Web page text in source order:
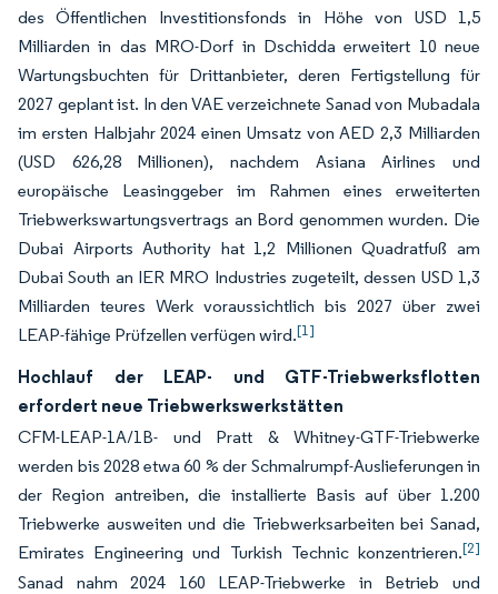
des Öffentlichen Investitionsfonds in Höhe von USD 1,5
Milliarden in das MRO-Dorf in Dschidda erweitert 10 neue
Wartungsbuchten für Drittanbieter, deren Fertigstellung für
2027 geplant ist. In den VAE verzeichnete Sanad von Mubadala
im ersten Halbjahr 2024 einen Umsatz von AED 2,3 Milliarden
(USD 626,28 Millionen), nachdem Asiana Airlines und
europäische Leasinggeber im Rahmen eines erweiterten
Triebwerkswartungsvertrags an Bord genommen wurden. Die
Dubai Airports Authority hat 1,2 Millionen Quadratfuß am
Dubai South an IER MRO Industries zugeteilt, dessen USD 1,3
Milliarden teures Werk voraussichtlich bis 2027 über zwei
LEAP-fähige Prüfzellen verfügen wird.[1]
Hochlauf der LEAP- und GTF-Triebwerksflotten
erfordert neue Triebwerkswerkstätten
CFM-LEAP-1A/1B- und Pratt & Whitney-GTF-Triebwerke
werden bis 2028 etwa 60 % der Schmalrumpf-Auslieferungen in
der Region antreiben, die installierte Basis auf über 1.200
Triebwerke ausweiten und die Triebwerksarbeiten bei Sanad,
Emirates Engineering und Turkish Technic konzentrieren.[2]
Sanad nahm 2024 160 LEAP-Triebwerke in Betrieb und